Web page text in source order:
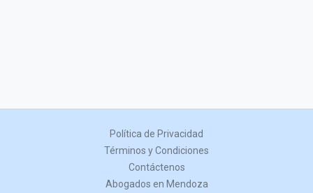
Política de Privacidad
Términos y Condiciones
Contáctenos
Abogados en Mendoza